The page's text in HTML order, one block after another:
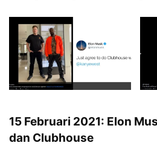
15 Februari 2021: Elon
dan Clubhouse